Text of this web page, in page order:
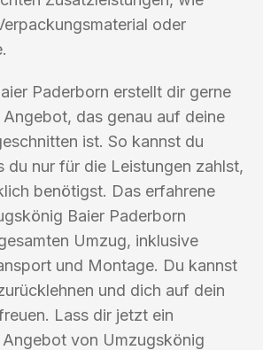
oder
Paderborn erstellt dir gerne
das genau auf deine
ist. So kannst du
du nur für die Leistungen zahlst,
benötigst. Das erfahrene
Baier Paderborn
Umzug, inklusive
und Montage. Du kannst
und dich auf dein
Lass dir jetzt ein
von Umzugskönig